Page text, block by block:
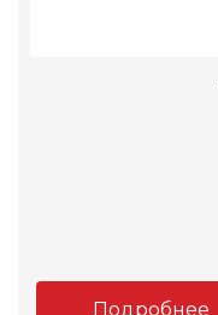
Подробнее